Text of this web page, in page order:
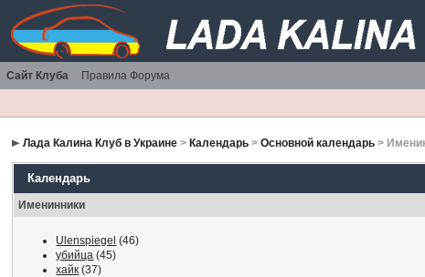
Сайт Клуба Правила Форума
Лада Калина Клуб в Украине > Календарь >Основной календарь >
Календарь
Именинники
Ulenspiegel (46)
убийца (45)
хайк (37)